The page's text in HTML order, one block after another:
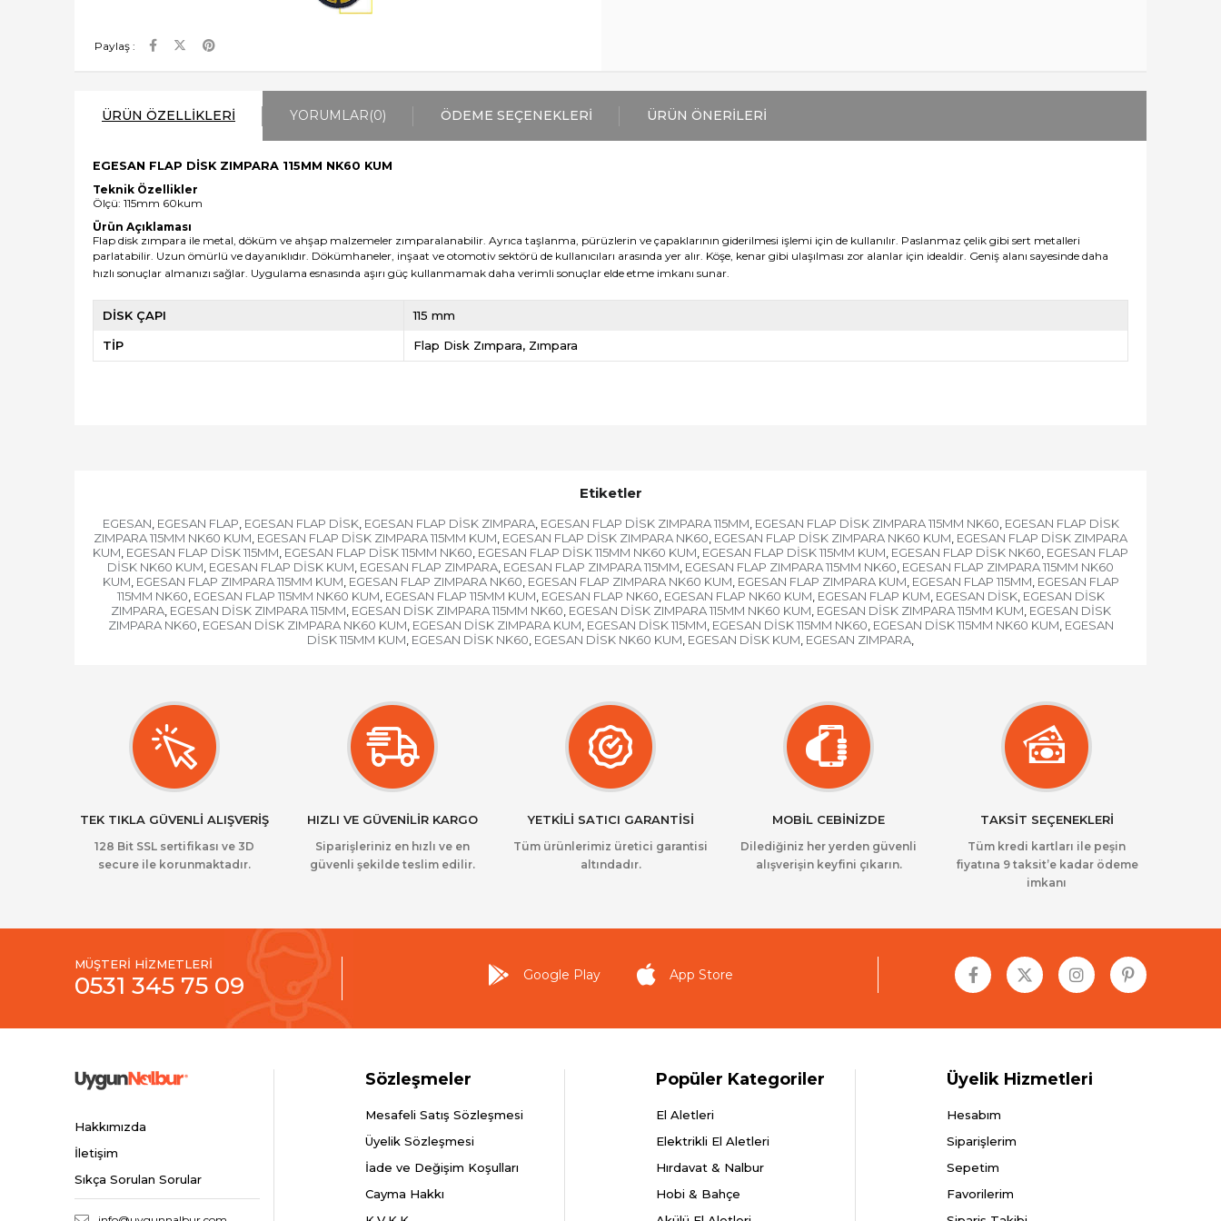
Paylaş :
ÜRÜN ÖZELLIKLERI YORUMLAR(0) ÖDEME SEÇENEKLERI ÜRÜN ÖNERILERI
EGESAN FLAP DİSK ZIMPARA 115MM NK60 KUM
Teknik Özellikler
Ölçü: 115mm 60kum
Ürün Açıklaması
Flap disk zımpara ile metal, döküm ve ahşap malzemeler zımparalanabilir. Ayrıca taşlanma, pürüzlerin ve çapaklarının giderilmesi işlemi için de kullanılır. Paslanmaz çelik gibi sert metalleri
parlatabilir. Uzun ömürlü ve dayanıklıdır. Dökümhaneler, inşaat ve otomotiv sektörü de kullanıcıları arasında yer alır. Köşe, kenar gibi ulaşılması zor alanlar için idealdir. Geniş alanı sayesinde daha
hızlı sonuçlar almanızı sağlar. Uygulama esnasında aşırı güç kullanmamak daha verimli sonuçlar elde etme imkanı sunar.
DİSK ÇAPI 115 mm
TİP Flap Disk Zımpara Zımpara
Etiketler
EGESAN, EGESAN FLAP, EGESAN FLAP DİSK, EGESAN FLAP DİSK ZIMPARA, EGESAN FLAP DİSK ZIMPARA 115MM, EGESAN FLAP DİSK ZIMPARA 115MM NK60, EGESAN FLAP DİSK
ZIMPARA 115MM NK60 KUM, EGESAN FLAP DİSK ZIMPARA 115MM KUM, EGESAN FLAP DİSK ZIMPARA NK60, EGESAN FLAP DİSK ZIMPARA NK60 KUM, EGESAN FLAP DİSK ZIMPARA
KUM, EGESAN FLAP DİSK 115MM, EGESAN FLAP DİSK 115MM NK60, EGESAN FLAP DİSK 115MM NK60 KUM, EGESAN FLAP DİSK 115MM KUM, EGESAN FLAP DİSK NK60, EGESAN FLAP
DİSK NK60 KUM, EGESAN FLAP DİSK KUM, EGESAN FLAP ZIMPARA, EGESAN FLAP ZIMPARA 115MM, EGESAN FLAP ZIMPARA 115MM NK60, EGESAN FLAP ZIMPARA 115MM NK60
KUM, EGESAN FLAP ZIMPARA 115MM KUM, EGESAN FLAP ZIMPARA NK60, EGESAN FLAP ZIMPARA NK60 KUM, EGESAN FLAP ZIMPARA KUM, EGESAN FLAP 115MM, EGESAN FLAP
115MM NK60, EGESAN FLAP 115MM NK60 KUM, EGESAN FLAP 115MM KUM, EGESAN FLAP NK60, EGESAN FLAP NK60 KUM, EGESAN FLAP KUM, EGESAN DİSK, EGESAN DİSK
ZIMPARA, EGESAN DİSK ZIMPARA 115MM, EGESAN DİSK ZIMPARA 115MM NK60, EGESAN DİSK ZIMPARA 115MM NK60 KUM, EGESAN DİSK ZIMPARA 115MM KUM, EGESAN DİSK
ZIMPARA NK60, EGESAN DİSK ZIMPARA NK60 KUM, EGESAN DİSK ZIMPARA KUM, EGESAN DİSK 115MM, EGESAN DİSK 115MM NK60, EGESAN DİSK 115MM NK60 KUM, EGESAN
DİSK 115MM KUM, EGESAN DİSK NK60, EGESAN DİSK NK60 KUM, EGESAN DİSK KUM, EGESAN ZIMPARA,
TEK TIKLA GÜVENLİ ALIŞVERİŞ
128 Bit SSL sertifikası ve 3D
secure ile korunmaktadır.
HIZLI VE GÜVENİLİR KARGO
Siparişleriniz en hızlı ve en
güvenli şekilde teslim edilir.
YETKİLİ SATICI GARANTİSİ
Tüm ürünlerimiz üretici garantisi
altındadır.
MOBİL CEBİNİZDE
Dilediğiniz her yerden güvenli
alışverişin keyfini çıkarın.
TAKSİT SEÇENEKLERİ
Tüm kredi kartları ile peşin
fiyatına 9 taksit’e kadar ödeme
imkanı
MÜŞTERİ HİZMETLERİ
0531 345 75 09 Google Play App Store
Hakkımızda
İletişim
Sıkça Sorulan Sorular
Sözleşmeler
Mesafeli Satış Sözleşmesi
Üyelik Sözleşmesi
İade ve Değişim Koşulları
Cayma Hakkı
Popüler Kategoriler
El Aletleri
Elektrikli El Aletleri
Hırdavat & Nalbur
Hobi & Bahçe
Üyelik Hizmetleri
Hesabım
Siparişlerim
Sepetim
Favorilerim